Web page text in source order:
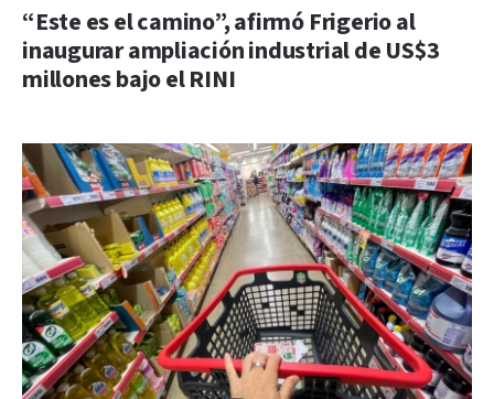
“Este es el camino”, afirmó Frigerio al
inaugurar ampliación industrial de US$3
millones bajo el RINI